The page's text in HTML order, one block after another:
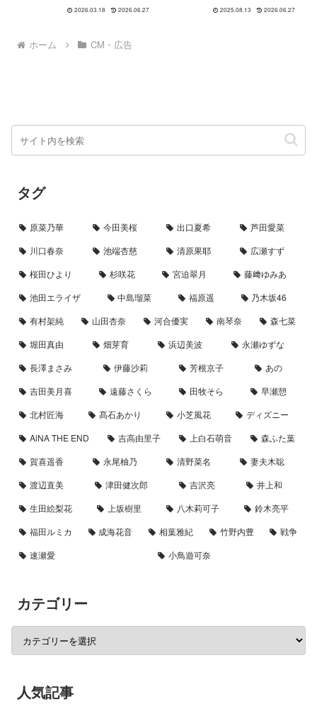
されました。本CMでは、竹内さ
さんが駆け出しのカメラマンを演
じ、それぞ...
2026.03.18 2026.06.27
“サクレモンティー” Web CM に
2025.08.13 2026.06.27
ホーム CM・広告
タグ
原菜乃華 今田美桜 出口夏希
芦田愛菜
川口春奈
池端杏慈 清原果耶
広瀬すず
桜田ひより
杉咲花 宮迫翠月
藤﨑ゆみあ
池田エライザ
中島瑠菜 福原遥
乃木坂46
有村架純
山田杏奈 河合優実 南琴奈
森七菜
堀田真由
畑芽育 浜辺美波
永瀬ゆずな
長澤まさみ
伊藤沙莉 芳根京子
あの
吉田美月喜
遠藤さくら 田牧そら
早瀬憩
北村匠海
髙石あかり 小芝風花
ディズニー
AiNA THE END
吉高由里子 上白石萌音
森ふた葉
賀喜遥香
永尾柚乃 清野菜名
妻夫木聡
渡辺直美
津田健次郎 吉沢亮
井上和
生田絵梨花
上坂樹里 八木莉可子
鈴木亮平
福田ルミカ
成海花音 相葉雅紀 竹野内豊
戦争
速瀬愛
小鳥遊可奈
カテゴリー
人気記事